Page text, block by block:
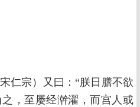
仁宗）又曰：“朕日膳不欲
，至屡经澣濯，而宫人或